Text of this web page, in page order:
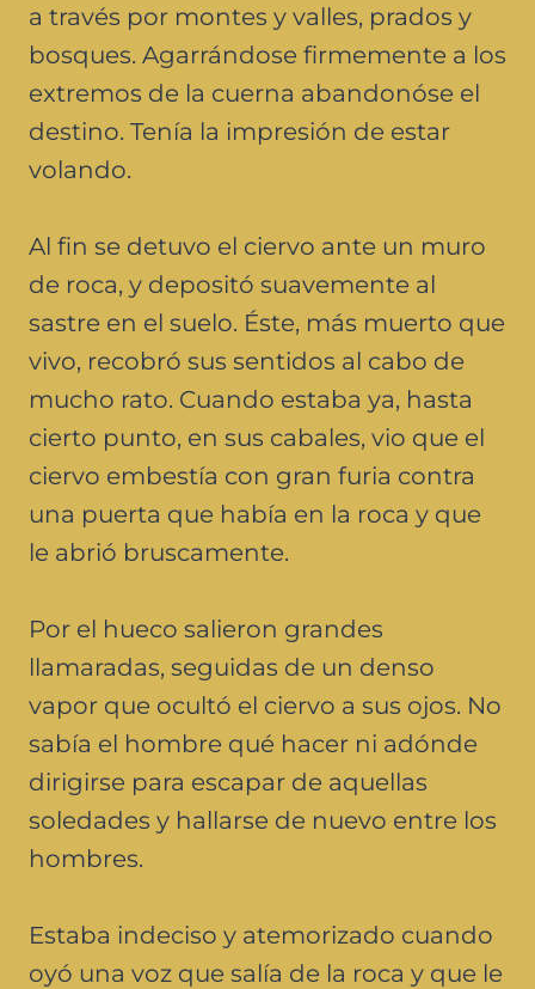
a través por montes y valles, prados y
bosques. Agarrándose firmemente a los
extremos de la cuerna abandonóse el
destino. Tenía la impresión de estar
volando.
Al fin se detuvo el ciervo ante un muro
de roca, y depositó suavemente al
sastre en el suelo. Éste, más muerto que
vivo, recobró sus sentidos al cabo de
mucho rato. Cuando estaba ya, hasta
cierto punto, en sus cabales, vio que el
ciervo embestía con gran furia contra
una puerta que había en la roca y que
le abrió bruscamente.
Por el hueco salieron grandes
llamaradas, seguidas de un denso
vapor que ocultó el ciervo a sus ojos. No
sabía el hombre qué hacer ni adónde
dirigirse para escapar de aquellas
soledades y hallarse de nuevo entre los
hombres.
Estaba indeciso y atemorizado cuando
oyó una voz que salía de la roca y que le